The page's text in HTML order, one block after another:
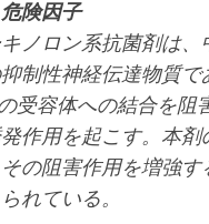
険因子
ノロン系抗菌剤は、
制性神経伝達物質で
受容体への結合を阻
作用を起こす。本剤
の阻害作用を増強す
れている。